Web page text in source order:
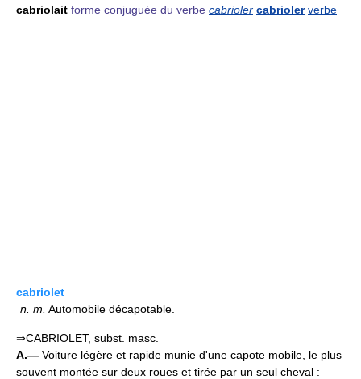
cabriolait forme conjuguée du verbe cabrioler cabrioler verbe
cabriolet
n. m. Automobile décapotable.
⇒CABRIOLET, subst. masc.
A.— Voiture légère et rapide munie d'une capote mobile, le plus
souvent montée sur deux roues et tirée par un seul cheval :